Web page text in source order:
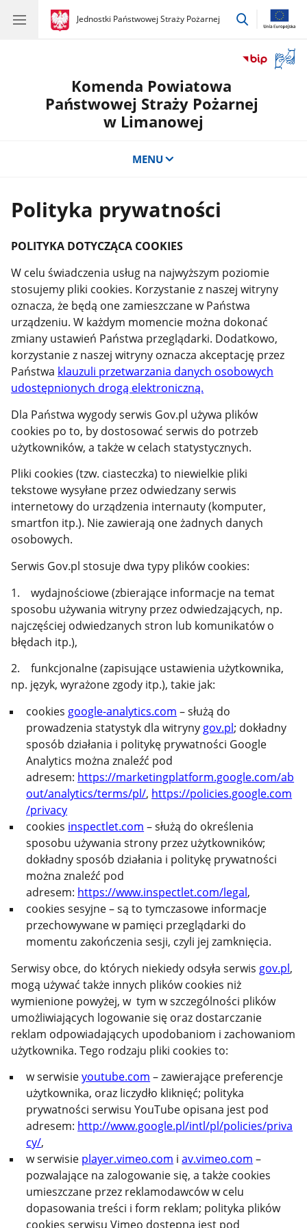
gov.pl
Jednostki Państwowej Straży Pożarnej
gov.pl
Jednostki
przejdź
okno
Komenda Powiatowa
Państwowej Straży Pożarnej
w Limanowej
MENU
Polityka prywatności
POLITYKA DOTYCZĄCA COOKIES
W celu świadczenia usług na najwyższym poziomie
stosujemy pliki cookies. Korzystanie z naszej witryny
oznacza, że będą one zamieszczane w Państwa
urządzeniu. W każdym momencie można dokonać
zmiany ustawień Państwa przeglądarki. Dodatkowo,
korzystanie z naszej witryny oznacza akceptację przez
Państwa klauzuli przetwarzania danych osobowych
udostępnionych drogą elektroniczną.
Dla Państwa wygody serwis Gov.pl używa plików
cookies po to, by dostosować serwis do potrzeb
użytkowników, a także w celach statystycznych.
Pliki cookies (tzw. ciasteczka) to niewielkie pliki
tekstowe wysyłane przez odwiedzany serwis
internetowy do urządzenia internauty (komputer,
smartfon itp.). Nie zawierają one żadnych danych
osobowych.
Serwis Gov.pl stosuje dwa typy plików cookies:
1. wydajnościowe (zbierające informacje na temat
sposobu używania witryny przez odwiedzających, np.
najczęściej odwiedzanych stron lub komunikatów o
błędach itp.),
2. funkcjonalne (zapisujące ustawienia użytkownika,
np. język, wyrażone zgody itp.), takie jak:
cookies google-analytics.com – służą do
prowadzenia statystyk dla witryny gov.pl; dokładny
sposób działania i politykę prywatności Google
Analytics można znaleźć pod
adresem: https://marketingplatform.google.com/ab
out/analytics/terms/pl/, https://policies.google.com
/privacy
cookies inspectlet.com – służą do określenia
sposobu używania strony przez użytkowników;
dokładny sposób działania i politykę prywatności
można znaleźć pod
adresem: https://www.inspectlet.com/legal,
cookies sesyjne – są to tymczasowe informacje
przechowywane w pamięci przeglądarki do
momentu zakończenia sesji, czyli jej zamknięcia.
Serwisy obce, do których niekiedy odsyła serwis gov.pl,
mogą używać także innych plików cookies niż
wymienione powyżej, w tym w szczególności plików
umożliwiających logowanie się oraz dostarczanie
reklam odpowiadających upodobaniom i zachowaniom
użytkownika. Tego rodzaju pliki cookies to:
w serwisieyoutube.com – zawierające preferencje
użytkownika, oraz liczydło kliknięć; polityka
prywatności serwisu YouTube opisana jest pod
adresem: http://www.google.pl/intl/pl/policies/priva
cy/,
w serwisie player.vimeo.com iav.vimeo.com –
pozwalające na zalogowanie się, a także cookies
umieszczane przez reklamodawców w celu
dopasowania treści i form reklam; polityka plików
cookies serwisu Vimeo dostępna jest pod